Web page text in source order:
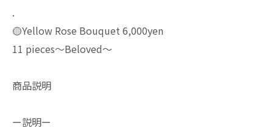
.
🟡Yellow Rose Bouquet 6,000yen
11 pieces〜Beloved〜
商品説明
ー説明ー